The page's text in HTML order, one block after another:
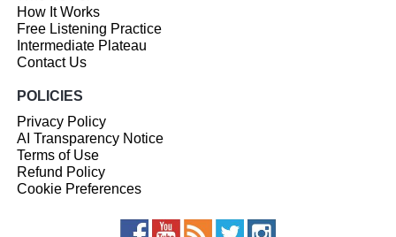
How It Works
Free Listening Practice
Intermediate Plateau
Contact Us
POLICIES
Privacy Policy
AI Transparency Notice
Terms of Use
Refund Policy
Cookie Preferences